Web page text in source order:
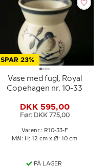
SPAR 23%
Vase med fugl, Royal
Copehagen nr. 10-33
DKK 595,00
Før: DKK 775,00
Varenr.: R10-33-F
Mål: H: 12 cm x Ø: 10 cm
PÅ LAGER